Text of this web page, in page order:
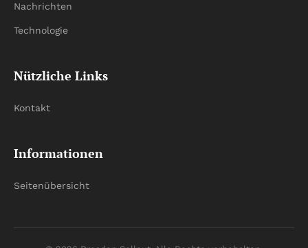
Nachrichten
Technologie
Nützliche Links
Kontakt
Informationen
Seitenübersicht